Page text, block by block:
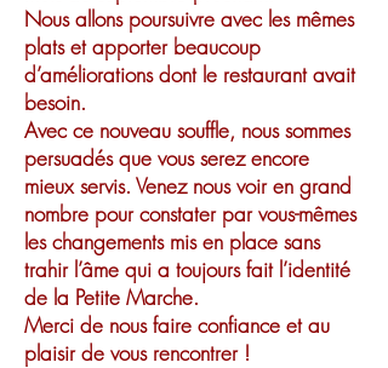
Nous allons poursuivre avec les mêmes
plats et apporter beaucoup
d’améliorations dont le restaurant avait
besoin.
Avec ce nouveau souffle, nous sommes
persuadés que vous serez encore
mieux servis. Venez nous voir en grand
nombre pour constater par vous-mêmes
les changements mis en place sans
trahir l’âme qui a toujours fait l’identité
de la Petite Marche.
Merci de nous faire confiance et au
plaisir de vous rencontrer !